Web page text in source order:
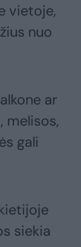
vietoje,
nuo
ar
melisos,
gali
siekia